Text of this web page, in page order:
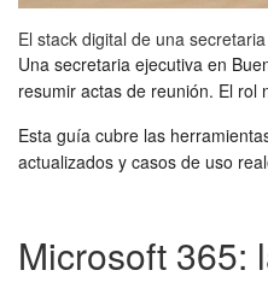
El stack digital de una
Una secretaria ejecutiva en
resumir actas de reunión. El rol
Esta guía cubre las
actualizados y casos de uso
Microsoft 365: